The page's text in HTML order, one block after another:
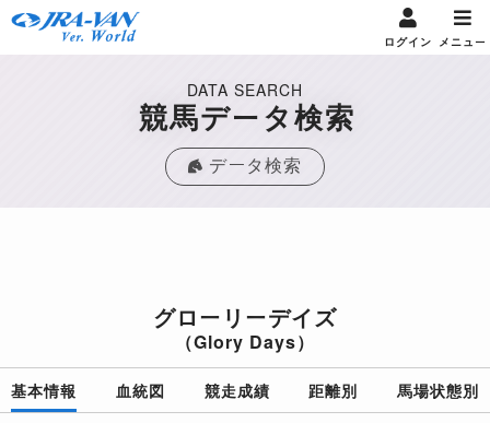
ログイン メニュー
DATA SEARCH
競馬データ検索
データ検索
グローリーデイズ
（Glory Days）
基本情報 血統図 競走成績 距離別 馬場状態別